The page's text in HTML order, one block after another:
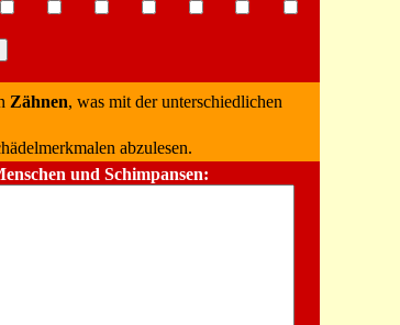
Zähnen, was mit der unterschiedlichen
abzulesen.
und Schimpansen: